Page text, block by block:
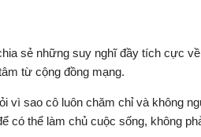
sẻ những suy nghĩ đầy tích cực
từ cộng đồng mạng.
vì sao cô luôn chăm chỉ và không
có thể làm chủ cuộc sống, không